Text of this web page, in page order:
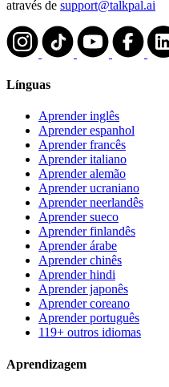
através de support@talkpal.ai
Línguas
Aprender inglês
Aprender espanhol
Aprender francês
Aprender italiano
Aprender alemão
Aprender ucraniano
Aprender neerlandês
Aprender sueco
Aprender finlandês
Aprender árabe
Aprender chinês
Aprender hindi
Aprender japonês
Aprender coreano
Aprender português
119+ outros idiomas
Aprendizagem